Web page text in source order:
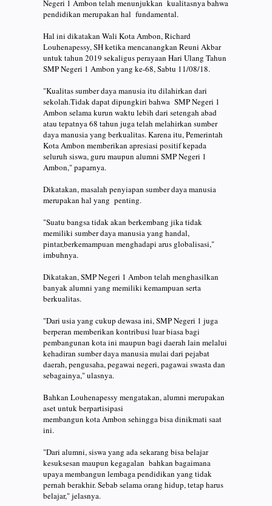
Negeri 1 Ambon telah menunjukkan kualitasnya bahwa
pendidikan merupakan hal fundamental.
Hal ini dikatakan Wali Kota Ambon, Richard
Louhenapessy, SH ketika mencanangkan Reuni Akbar
untuk tahun 2019 sekaligus perayaan Hari Ulang Tahun
SMP Negeri 1 Ambon yang ke-68, Sabtu 11/08/18.
"Kualitas sumber daya manusia itu dilahirkan dari
sekolah.Tidak dapat dipungkiri bahwa SMP Negeri 1
Ambon selama kurun waktu lebih dari setengah abad
atau tepatnya 68 tahun juga telah melahirkan sumber
daya manusia yang berkualitas. Karena itu, Pemerintah
Kota Ambon memberikan apresiasi positif kepada
seluruh siswa, guru maupun alumni SMP Negeri 1
Ambon," paparnya.
Dikatakan, masalah penyiapan sumber daya manusia
merupakan hal yang penting.
"Suatu bangsa tidak akan berkembang jika tidak
memiliki sumber daya manusia yang handal,
pintar,berkemampuan menghadapi arus globalisasi,"
imbuhnya.
Dikatakan, SMP Negeri 1 Ambon telah menghasilkan
banyak alumni yang memiliki kemampuan serta
berkualitas.
"Dari usia yang cukup dewasa ini, SMP Negeri 1 juga
berperan memberikan kontribusi luar biasa bagi
pembangunan kota ini maupun bagi daerah lain melalui
kehadiran sumber daya manusia mulai dari pejabat
daerah, pengusaha, pegawai negeri, pagawai swasta dan
sebagainya," ulasnya.
Bahkan Louhenapessy mengatakan, alumni merupakan
aset untuk berpartisipasi
membangun kota Ambon sehingga bisa dinikmati saat
ini.
"Dari alumni, siswa yang ada sekarang bisa belajar
kesuksesan maupun kegagalan bahkan bagaimana
upaya membangun lembaga pendidikan yang tidak
pernah berakhir. Sebab selama orang hidup, tetap harus
belajar," jelasnya.